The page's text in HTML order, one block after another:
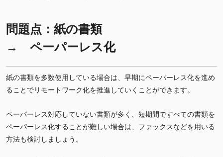
問題点：紙の書類
→ ペーパーレス化
紙の書類を多数使用している場合は、早期にペーパーレス化を進め
ることでリモートワーク化を推進していくことができます。
ペーパーレス対応していない書類が多く、短期間ですべての書類を
ペーパーレス化することが難しい場合は、ファックスなどを用いる
方法も検討しましょう。